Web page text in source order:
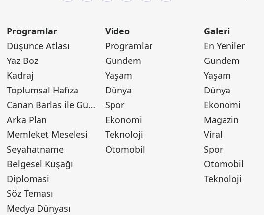
Programlar
Düşünce Atlası
Yaz Boz
Kadraj
Toplumsal Hafıza
Canan Barlas ile Gündem
Arka Plan
Memleket Meselesi
Seyahatname
Belgesel Kuşağı
Diplomasi
Söz Teması
Medya Dünyası
Video
Programlar
Gündem
Yaşam
Dünya
Spor
Ekonomi
Teknoloji
Otomobil
Galeri
En Yeniler
Gündem
Yaşam
Dünya
Ekonomi
Magazin
Viral
Spor
Otomobil
Teknoloji